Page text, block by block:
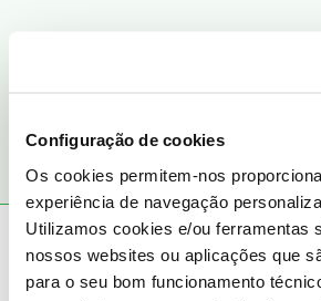
Configuração de cookies
Os cookies permitem-nos
experiência de navegação
Utilizamos cookies e/ou ferramentas
nossos websites ou aplicações que
para o seu bom funcionamento
Ajude a comunidade do Fórum NOS com
Mário P.
@Larry Biancolin
Larry Biancolin,